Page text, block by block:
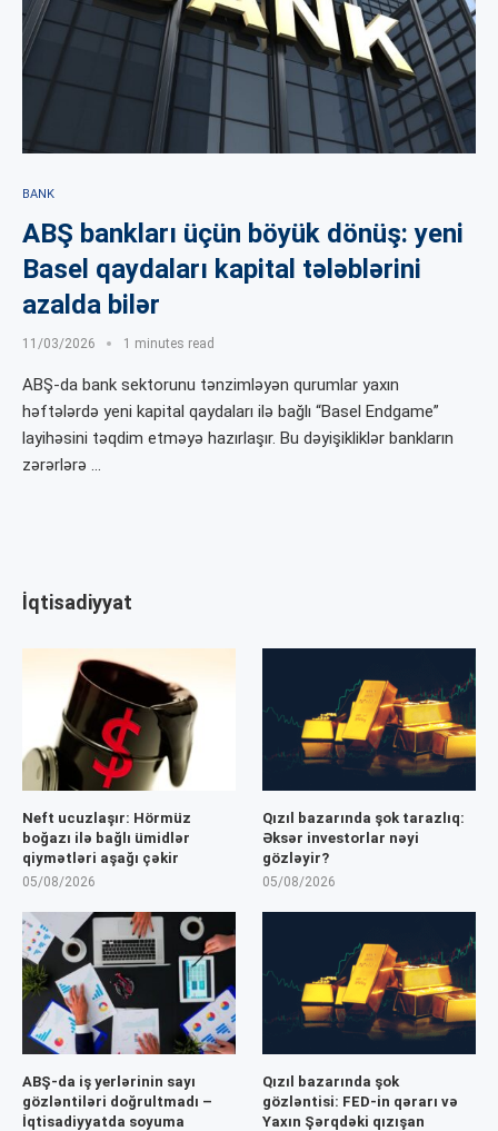
BANK
ABŞ bankları üçün böyük dönüş: yeni
Basel qaydaları kapital tələblərini
azalda bilər
11/03/2026 1 minutes read
ABŞ-da bank sektorunu tənzimləyən qurumlar yaxın
həftələrdə yeni kapital qaydaları ilə bağlı “Basel Endgame”
layihəsini təqdim etməyə hazırlaşır. Bu dəyişikliklər bankların
zərərlərə …
İqtisadiyyat
Neft ucuzlaşır: Hörmüz
boğazı ilə bağlı ümidlər
qiymətləri aşağı çəkir
05/08/2026
Qızıl bazarında şok tarazlıq:
Əksər investorlar nəyi
gözləyir?
05/08/2026
ABŞ-da iş yerlərinin sayı
gözləntiləri doğrultmadı –
İqtisadiyyatda soyuma
Qızıl bazarında şok
gözləntisi: FED-in qərarı və
Yaxın Şərqdəki qızışan